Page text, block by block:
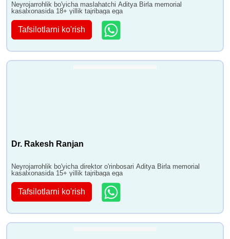
Neyrojarrohlik bo'yicha maslahatchi Aditya Birla memorial
kasalxonasida 18+ yillik tajribaga ega
Tafsilotlarni ko'rish
Dr. Rakesh Ranjan
Neyrojarrohlik bo'yicha direktor o'rinbosari Aditya Birla memorial
kasalxonasida 15+ yillik tajribaga ega
Tafsilotlarni ko'rish